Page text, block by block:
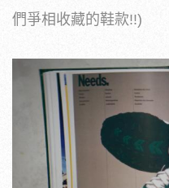
們爭相收藏的鞋款!!)